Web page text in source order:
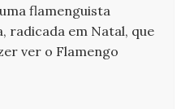
flamenguista
radicada em Natal, que
ver o Flamengo